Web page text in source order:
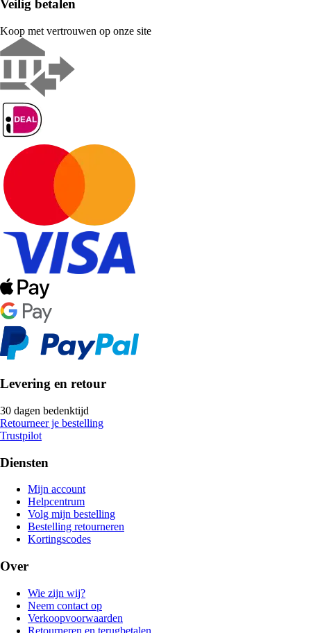
Veilig betalen
Koop met vertrouwen op onze site
Levering en retour
30 dagen bedenktijd
Retourneer je bestelling
Trustpilot
Diensten
Mijn account
Helpcentrum
Volg mijn bestelling
Bestelling retourneren
Kortingscodes
Over
Wie zijn wij?
Neem contact op
Verkoopvoorwaarden
Retourneren en terugbetalen